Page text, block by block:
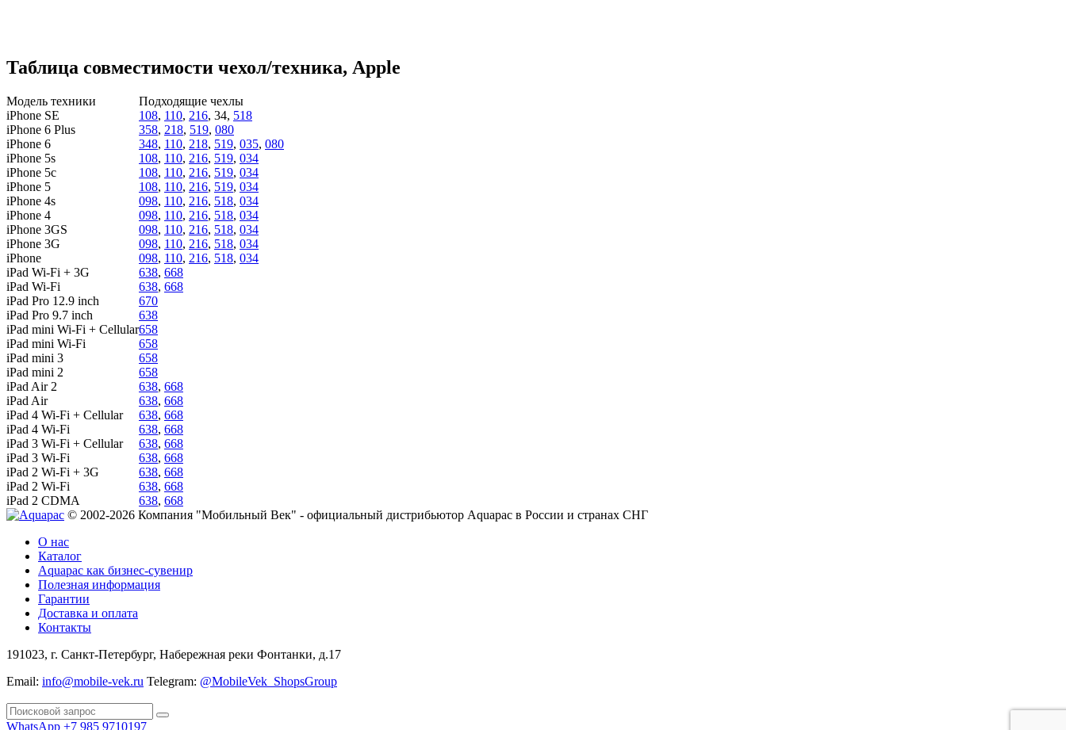
Таблица совместимости чехол/техника, Apple
Модель техники
Подходящие чехлы
iPhone SE
108, 110, 216, 34, 518
iPhone 6 Plus
358, 218, 519, 080
iPhone 6
348, 110, 218, 519, 035, 080
iPhone 5s
108, 110, 216, 519, 034
iPhone 5c
108, 110, 216, 519, 034
iPhone 5
108, 110, 216, 519, 034
iPhone 4s
098, 110, 216, 518, 034
iPhone 4
098, 110, 216, 518, 034
iPhone 3GS
098, 110, 216, 518, 034
iPhone 3G
098, 110, 216, 518, 034
iPhone
098, 110, 216, 518, 034
iPad Wi-Fi + 3G
638, 668
iPad Wi-Fi
638, 668
iPad Pro 12.9 inch
670
iPad Pro 9.7 inch
638
iPad mini Wi-Fi + Cellular658
iPad mini Wi-Fi
658
iPad mini 3
658
iPad mini 2
658
iPad Air 2
638, 668
iPad Air
638, 668
iPad 4 Wi-Fi + Cellular
638, 668
iPad 4 Wi-Fi
638, 668
iPad 3 Wi-Fi + Cellular
638, 668
iPad 3 Wi-Fi
638, 668
iPad 2 Wi-Fi + 3G
638, 668
iPad 2 Wi-Fi
638, 668
iPad 2 CDMA
638, 668
© 2002-2026 Компания "Мобильный Век" - официальный дистрибьютор Aquapac в России и странах СНГ
О нас
Каталог
Aquapac как бизнес-сувенир
Полезная информация
Гарантии
Доставка и оплата
Контакты
191023, г. Санкт-Петербург, Набережная реки Фонтанки, д.17
Email: info@mobile-vek.ru Telegram: @MobileVek_ShopsGroup
WhatsApp +7 985 9710197